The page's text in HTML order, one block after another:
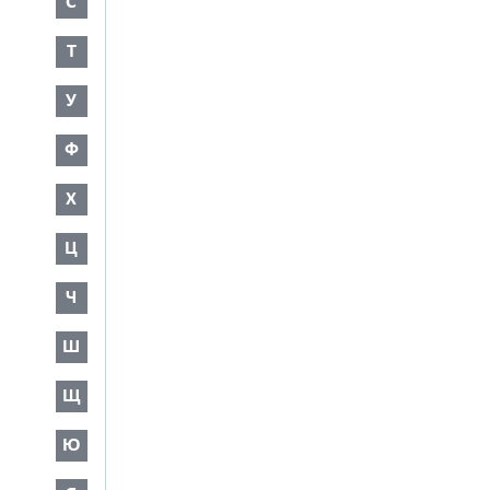
Т
У
Ф
Х
Ц
Ч
Ш
Щ
Ю